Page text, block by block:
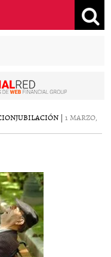
JUBILACIÓN | 1 MARZO,